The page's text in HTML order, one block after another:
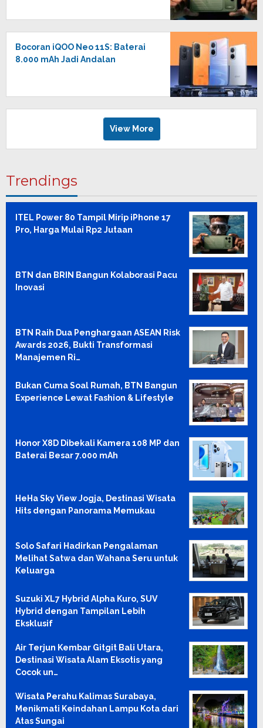
Bocoran iQOO Neo 11S: Baterai
8.000 mAh Jadi Andalan
View More
Trendings
ITEL Power 80 Tampil Mirip iPhone 17
Pro, Harga Mulai Rp2 Jutaan
BTN dan BRIN Bangun Kolaborasi Pacu
Inovasi
BTN Raih Dua Penghargaan ASEAN Risk
Awards 2026, Bukti Transformasi
Manajemen Ri…
Bukan Cuma Soal Rumah, BTN Bangun
Experience Lewat Fashion & Lifestyle
Honor X8D Dibekali Kamera 108 MP dan
Baterai Besar 7.000 mAh
HeHa Sky View Jogja, Destinasi Wisata
Hits dengan Panorama Memukau
Solo Safari Hadirkan Pengalaman
Melihat Satwa dan Wahana Seru untuk
Keluarga
Suzuki XL7 Hybrid Alpha Kuro, SUV
Hybrid dengan Tampilan Lebih
Eksklusif
Air Terjun Kembar Gitgit Bali Utara,
Destinasi Wisata Alam Eksotis yang
Cocok un…
Wisata Perahu Kalimas Surabaya,
Menikmati Keindahan Lampu Kota dari
Atas Sungai